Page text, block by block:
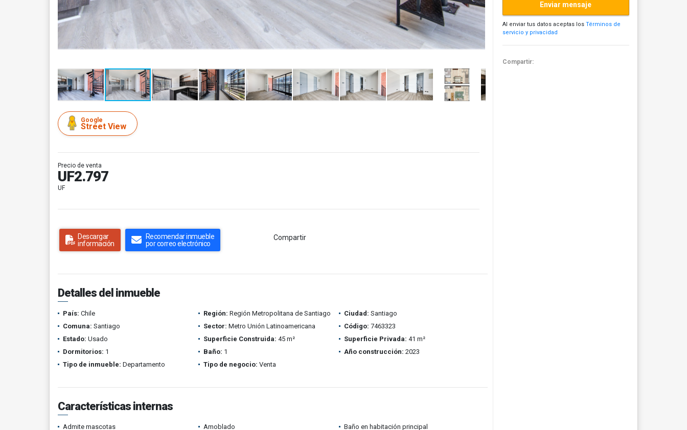
Google
Street View
Precio de venta
UF2.797
UF
Descargar
información
Recomendar inmueble
por correo electrónico
Compartir
Detalles del inmueble
País: Chile Región: Región Metropolitana de Santiago Ciudad: Santiago
Comuna: Santiago Sector: Metro Unión Latinoamericana Código: 7463323
Estado: Usado Superficie Construida: 45 m² Superficie Privada: 41 m²
Dormitorios: 1 Baño: 1 Año construcción: 2023
Tipo de inmueble: Departamento Tipo de negocio: Venta
Características internas
Admite mascotas Amoblado
Baño en habitación principal
Enviar mensaje
Al enviar tus datos aceptas los Términos de
servicio y privacidad
Compartir: